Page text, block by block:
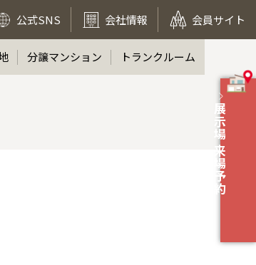
公式SNS 会社情報 会員サイト
展示場 来場予約
分譲マンション トランクルーム